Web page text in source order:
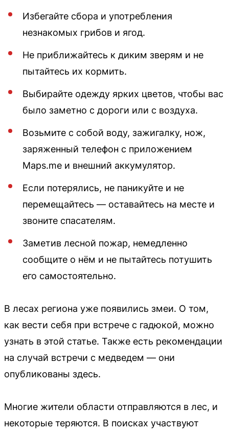
Избегайте сбора и употребления
незнакомых грибов и ягод.
Не приближайтесь к диким зверям и не
пытайтесь их кормить.
Выбирайте одежду ярких цветов, чтобы вас
было заметно с дороги или с воздуха.
Возьмите с собой воду, зажигалку, нож,
заряженный телефон с приложением
Maps.me и внешний аккумулятор.
Если потерялись, не паникуйте и не
перемещайтесь — оставайтесь на месте и
звоните спасателям.
Заметив лесной пожар, немедленно
сообщите о нём и не пытайтесь потушить
его самостоятельно.
В лесах региона уже появились змеи. О том,
как вести себя при встрече с гадюкой, можно
узнать в этой статье. Также есть рекомендации
на случай встречи с медведем — они
опубликованы здесь.
Многие жители области отправляются в лес, и
некоторые теряются. В поисках участвуют